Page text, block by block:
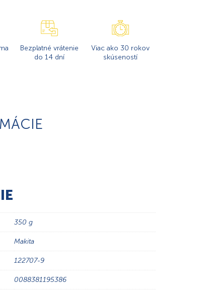
Bezplatné vrátenie
do 14 dní
Viac ako 30 rokov
skúseností
350 g
Makita
122707-9
0088381195386